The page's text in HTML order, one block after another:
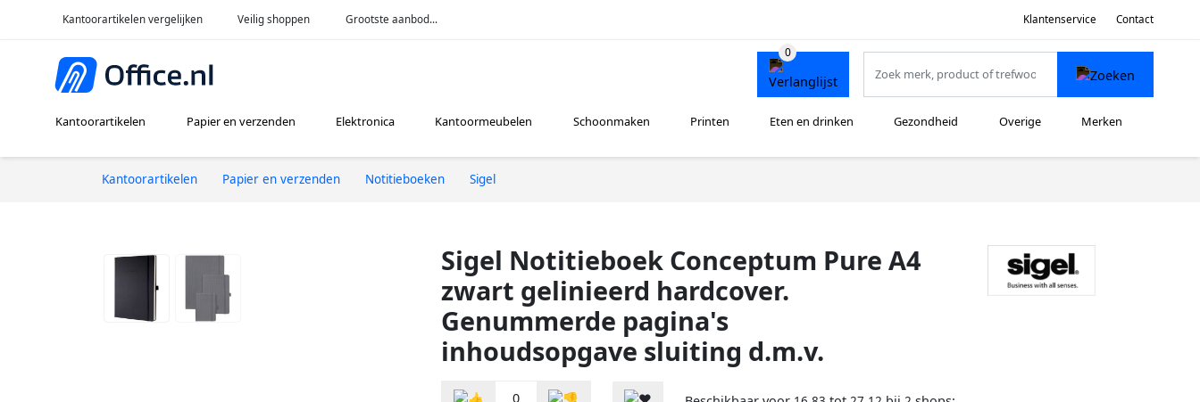
Kantoorartikelen vergelijken Veilig shoppen Grootste aanbod... Klantenservice Contact
Kantoorartikelen Papier en verzenden Elektronica Kantoormeubelen Schoonmaken Printen Eten en drinken Gezondheid Overige Merken
Kantoorartikelen Papier en verzenden Notitieboeken Sigel
Sigel Notitieboek Conceptum Pure A4
zwart gelinieerd hardcover.
Genummerde pagina's
inhoudsopgave sluiting d.m.v.
0